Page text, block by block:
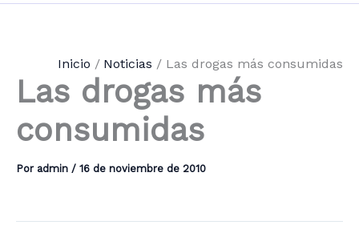
Inicio Noticias Las drogas más consumidas
Las drogas más
consumidas
Por admin / 16 de noviembre de 2010